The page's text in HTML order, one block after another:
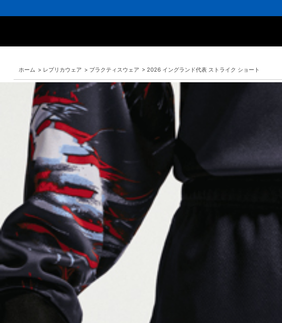
会員の
ホーム > レプリカウェア > プラクティスウェア > 2026 イングランド代表 ストライク ショート